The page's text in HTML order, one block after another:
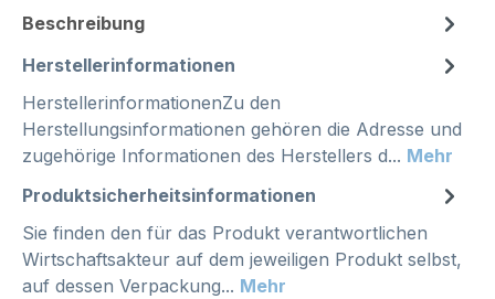
Beschreibung
Herstellerinformationen
HerstellerinformationenZu den
Herstellungsinformationen gehören die Adresse und
zugehörige Informationen des Herstellers d... Mehr
Produktsicherheitsinformationen
Sie finden den für das Produkt verantwortlichen
Wirtschaftsakteur auf dem jeweiligen Produkt selbst,
auf dessen Verpackung... Mehr